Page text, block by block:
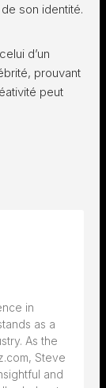
son identité.
d’un
prouvant
peut
in
as a
As the
Steve
and